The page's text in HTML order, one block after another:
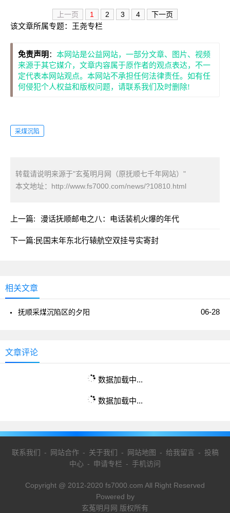
上一页 1 2 3 4 下一页
该文章所属专题： 王尧专栏
免责声明 ： 本网站是公益网站，一部分文章、图片、视频
来源于其它媒介，文章内容属于原作者的观点表达，不一
定代表本网站观点。本网站不承担任何法律责任。如有任
何侵犯个人权益和版权问题，请联系我们及时删除!
采煤沉陷
转载请说明来源于"玄菟明月网（原抚顺七千年网站）"
本文地址： http://www.fs7000.com/news/?10810.html
上一篇: 漫话抚顺邮电之八：电话装机火爆的年代
下一篇:民国末年东北行辕航空双挂号实寄封
相关文章
06-28
抚顺采煤沉陷区的夕阳
文章评论
数据加载中...
数据加载中...
联系我们 - 网站合作- 关于我们 - 网站地图 - 给我留言 - 投稿
中心 - 申请专栏 - 手机访问
Copyright @ 2012-2020 fs7000.com All Right Reserved
Powered by
玄菟明月网 版权所有